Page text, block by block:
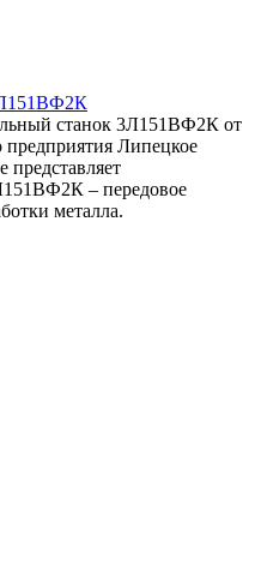
станок 3Л151ВФ2К от
предприятия Липецкое
представляет
– передовое
металла.